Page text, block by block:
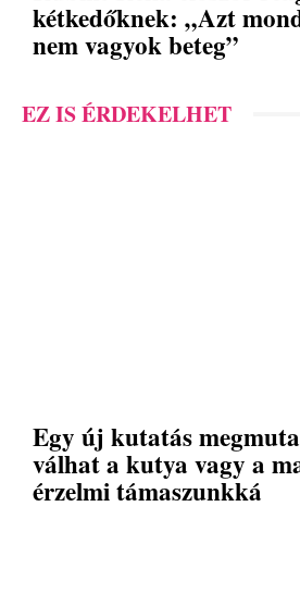
kétkedőknek: „Azt
nem vagyok beteg”
EZ IS ÉRDEKELHET
Egy új kutatás
válhat a kutya vagy a
érzelmi támaszunkká